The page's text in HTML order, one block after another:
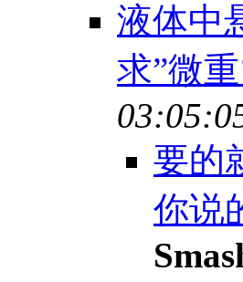
液体中
求”微
要的
你说